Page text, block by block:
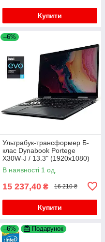
Купити
–6%
Ультрабук-трансформер Б-
клас Dynabook Portege
X30W-J / 13.3" (1920x1080)
IPS Touch / Intel Core i5-
1135G7 (4 (8) ядра по 2.4 -
В наявності 1 од.
15 237,40 ₴ 16 210 ₴
Купити
–6% Подарунок